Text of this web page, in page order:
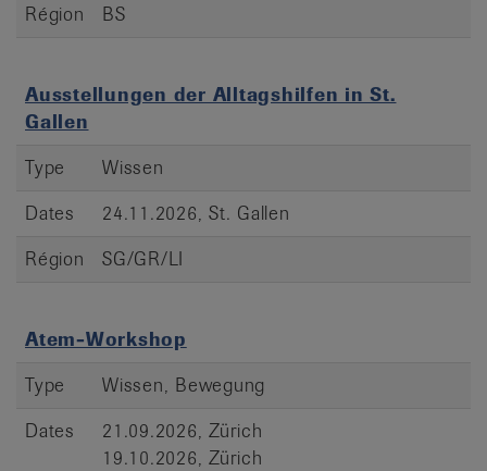
Région
BS
Ausstellungen der Alltagshilfen in St.
Gallen
Type
Wissen
Dates
24.11.2026, St. Gallen
Région
SG/GR/LI
Atem-Workshop
Type
Wissen, Bewegung
Dates
21.09.2026, Zürich
19.10.2026, Zürich